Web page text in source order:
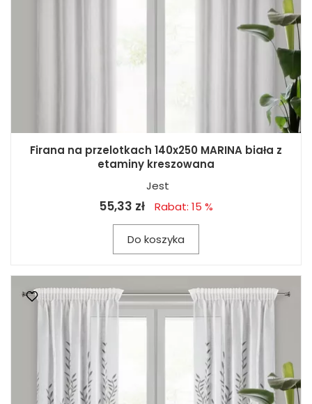
Firana na przelotkach 140x250 MARINA biała z
etaminy kreszowana
Jest
55,33 zł Rabat: 15 %
Do koszyka